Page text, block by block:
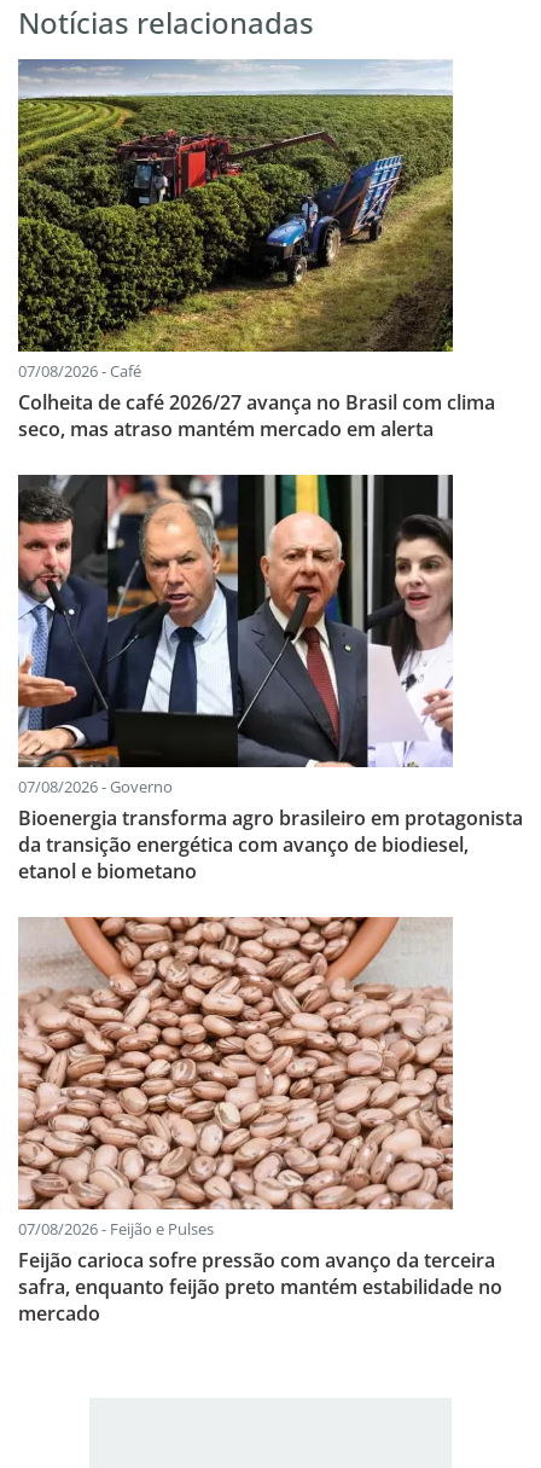
Notícias relacionadas
07/08/2026 - Café
Colheita de café 2026/27 avança no Brasil com clima
seco, mas atraso mantém mercado em alerta
07/08/2026 - Governo
Bioenergia transforma agro brasileiro em protagonista
da transição energética com avanço de biodiesel,
etanol e biometano
07/08/2026 - Feijão e Pulses
Feijão carioca sofre pressão com avanço da terceira
safra, enquanto feijão preto mantém estabilidade no
mercado